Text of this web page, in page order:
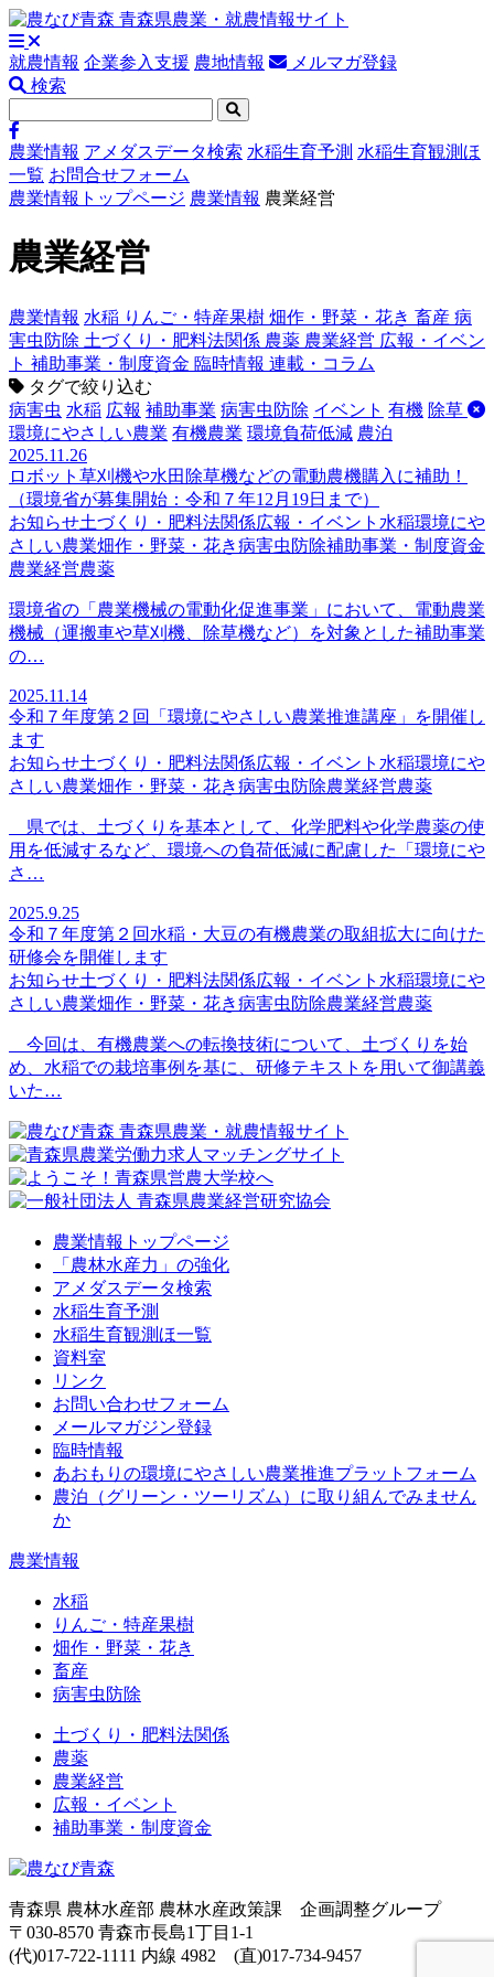
就農情報 企業参入支援 農地情報
メルマガ登録
検索
農業情報 アメダスデータ検索 水稲生育予測 水稲生育観測ほ
一覧 お問合せフォーム
農業情報トップページ 農業情報 農業経営
農業経営
農業情報 水稲 りんご・特産果樹 畑作・野菜・花き 畜産 病
害虫防除 土づくり・肥料法関係 農薬 農業経営 広報・イベン
ト 補助事業・制度資金 臨時情報 連載・コラム
タグで絞り込む
病害虫 水稲 広報 補助事業 病害虫防除 イベント 有機 除草
環境にやさしい農業 有機農業 環境負荷低減 農泊
2025.11.26
ロボット草刈機や水田除草機などの電動農機購入に補助！
（環境省が募集開始：令和７年12月19日まで）
お知らせ土づくり・肥料法関係広報・イベント 水稲環境にや
さしい農業畑作・野菜・花き病害虫防除補助事業・制度資金
農業経営農薬
環境省の「農業機械の電動化促進事業」において、電動農業
機械（運搬車や草刈機、除草機など）を対象とした補助事業
の…
2025.11.14
令和７年度第２回「環境にやさしい農業推進講座」を開催し
ます
お知らせ土づくり・肥料法関係広報・イベント 水稲環境にや
さしい農業畑作・野菜・花き病害虫防除農業経営農薬
県では、土づくりを基本として、化学肥料や化学農薬の使
用を低減するなど、環境への負荷低減に配慮した「環境にや
さ…
2025.9.25
令和７年度第２回水稲・大豆の有機農業の取組拡大に向けた
研修会を開催します
お知らせ土づくり・肥料法関係広報・イベント 水稲環境にや
さしい農業畑作・野菜・花き病害虫防除農業経営農薬
今回は、有機農業への転換技術について、土づくりを始
め、水稲での栽培事例を基に、研修テキストを用いて御講義
いた…
農業情報トップページ
「農林水産力」の強化
アメダスデータ検索
水稲生育予測
水稲生育観測ほ一覧
資料室
リンク
お問い合わせフォーム
メールマガジン登録
臨時情報
あおもりの環境にやさしい農業推進プラットフォーム
農泊（グリーン・ツーリズム）に取り組んでみません
か
農業情報
水稲
りんご・特産果樹
畑作・野菜・花き
畜産
病害虫防除
土づくり・肥料法関係
農薬
農業経営
広報・イベント
補助事業・制度資金
青森県 農林水産部 農林水産政策課 企画調整グループ
〒030-8570 青森市長島1丁目1-1
(代)017-722-1111 内線 4982 (直)017-734-9457